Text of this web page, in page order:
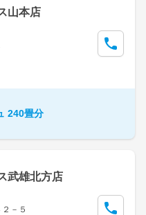
山本店
240畳分
武雄北方店
－５